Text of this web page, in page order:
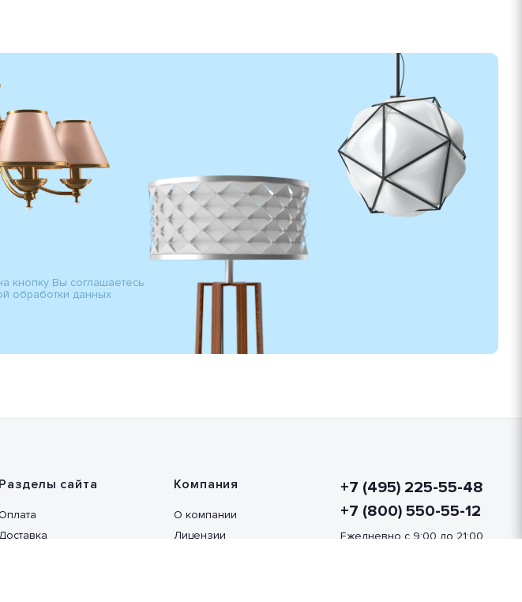
кнопку Вы соглашаетесь
обработки данных
Разделы сайта Компания
О компании
Лицензии
+7 (495) 225-55-48
+7 (800) 550-55-12
Ежедневно с 9:00 до 21:00